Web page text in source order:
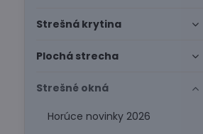
Strešná krytina
Plochá strecha
Strešné okná
Horúce novinky 2026